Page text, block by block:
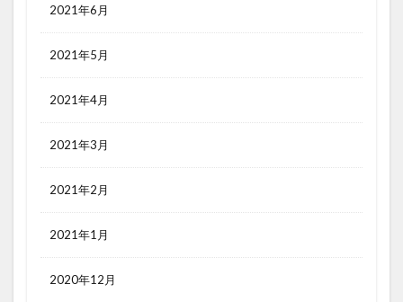
2021年6月
2021年5月
2021年4月
2021年3月
2021年2月
2021年1月
2020年12月